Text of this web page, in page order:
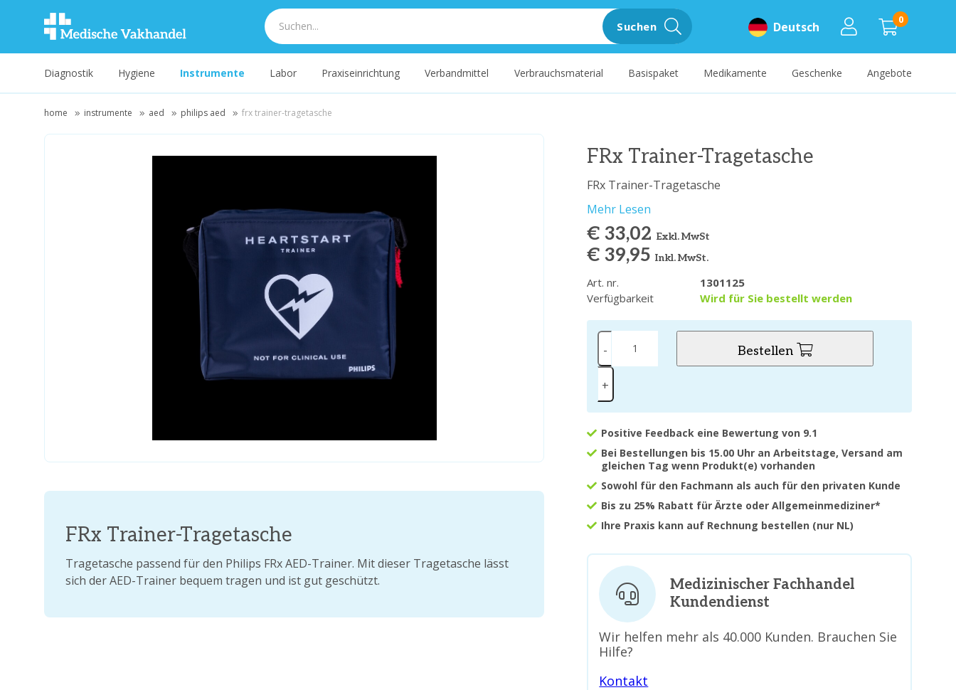
0
Deutsch
Suchen
Diagnostik Hygiene Instrumente Labor Praxiseinrichtung Verbandmittel Verbrauchsmaterial Basispaket Medikamente Geschenke Angebote
home instrumente aed philips aed frx trainer-tragetasche
FRx Trainer-Tragetasche
FRx Trainer-Tragetasche
Mehr Lesen
€ 33,02 Exkl. MwSt
€ 39,95Inkl. MwSt.
Art. nr.
1301125
Verfügbarkeit
Wird für Sie bestellt werden
-
+
Bestellen
Positive Feedback eine Bewertung von 9.1
Bei Bestellungen bis 15.00 Uhr an Arbeitstage, Versand am
gleichen Tag wenn Produkt(e) vorhanden
Sowohl für den Fachmann als auch für den privaten Kunde
Bis zu 25% Rabatt für Ärzte oder Allgemeinmediziner*
Ihre Praxis kann auf Rechnung bestellen (nur NL)
FRx Trainer-Tragetasche
Tragetasche passend für den Philips FRx AED-Trainer. Mit dieser Tragetasche lässt
sich der AED-Trainer bequem tragen und ist gut geschützt.
Medizinischer Fachhandel
Kundendienst
Wir helfen mehr als 40.000 Kunden. Brauchen Sie
Hilfe?
Kontakt